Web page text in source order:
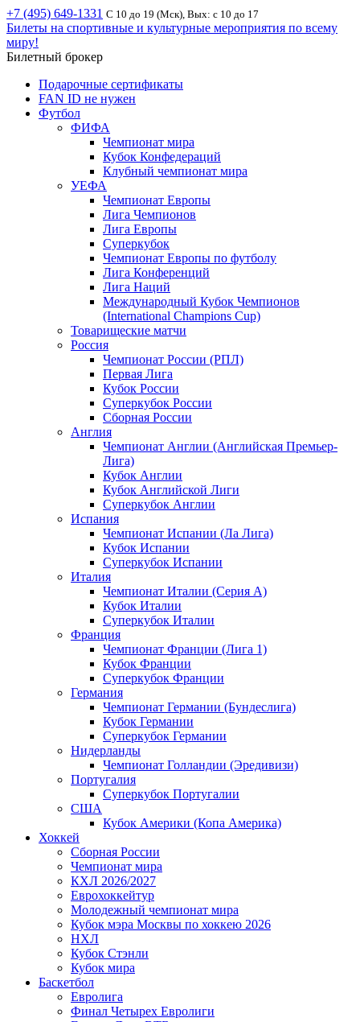
+7 (495) 649-1331 С 10 до 19 (Мск), Вых: с 10 до 17
Билеты на спортивные и культурные мероприятия по всему
миру!
Билетный брокер
Подарочные сертификаты
FAN ID не нужен
Футбол
ФИФА
Чемпионат мира
Кубок Конфедераций
Клубный чемпионат мира
УЕФА
Чемпионат Европы
Лига Чемпионов
Лига Европы
Суперкубок
Чемпионат Европы по футболу
Лига Конференций
Лига Наций
Международный Кубок Чемпионов
(International Champions Cup)
Товарищеские матчи
Россия
Чемпионат России (РПЛ)
Первая Лига
Кубок России
Суперкубок России
Сборная России
Англия
Чемпионат Англии (Английская Премьер-
Лига)
Кубок Англии
Кубок Английской Лиги
Суперкубок Англии
Испания
Чемпионат Испании (Ла Лига)
Кубок Испании
Суперкубок Испании
Италия
Чемпионат Италии (Серия А)
Кубок Италии
Суперкубок Италии
Франция
Чемпионат Франции (Лига 1)
Кубок Франции
Суперкубок Франции
Германия
Чемпионат Германии (Бундеслига)
Кубок Германии
Суперкубок Германии
Нидерланды
Чемпионат Голландии (Эредивизи)
Португалия
Суперкубок Португалии
США
Кубок Америки (Копа Америка)
Хоккей
Сборная России
Чемпионат мира
КХЛ 2026/2027
Еврохоккейтур
Молодежный чемпионат мира
Кубок мэра Москвы по хоккею 2026
НХЛ
Кубок Стэнли
Кубок мира
Баскетбол
Евролига
Финал Четырех Евролиги